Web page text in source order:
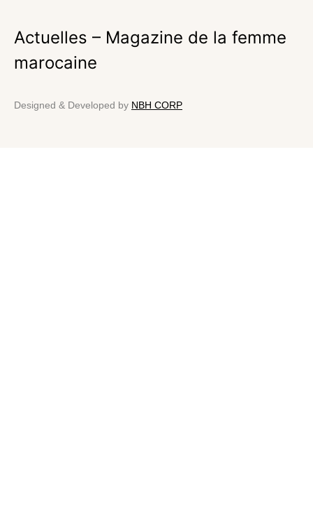
Actuelles – Magazine de la femme
marocaine
Designed & Developed by NBH CORP